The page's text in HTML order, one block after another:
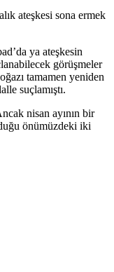
ateşkesi sona ermek
ya ateşkesin
görüşmeler
tamamen yeniden
suçlamıştı.
nisan ayının bir
önümüzdeki iki